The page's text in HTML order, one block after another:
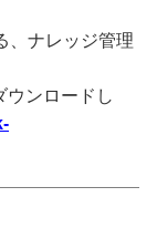
、ナレッジ管理
ウンロードし